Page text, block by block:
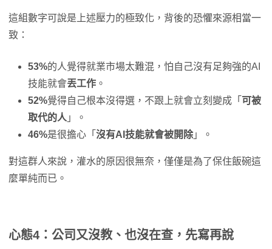
這組數字可說是上述壓力的極致化，背後的恐懼來源相當一
致：
53%的人覺得就業市場太難混，怕自己沒有足夠強的AI
技能就會丟工作 。
52%覺得自己根本沒得選，不跟上就會立刻變成「 可被
取代的人 」。
46%是很擔心「 沒有AI技能就會被開除」。
對這群人來說，灌水的原因很無奈，僅僅是為了保住飯碗這
麼單純而已。
心態4：公司又沒教、也沒在查，先寫再說